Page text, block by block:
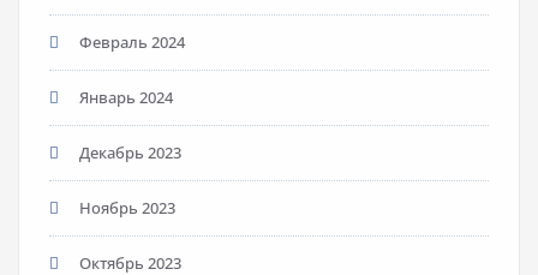
Февраль 2024
Январь 2024
Декабрь 2023
Ноябрь 2023
Октябрь 2023